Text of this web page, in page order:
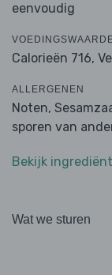
eenvoudig
Calorieën 716,
ALLERGENEN
Noten,
sporen van
Bekijk
Wat we sturen